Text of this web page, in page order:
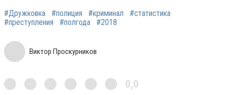
#Дружковка #полиция #криминал
#статистика
#преступления
#полгода #2018
Виктор Проскурников
0,0